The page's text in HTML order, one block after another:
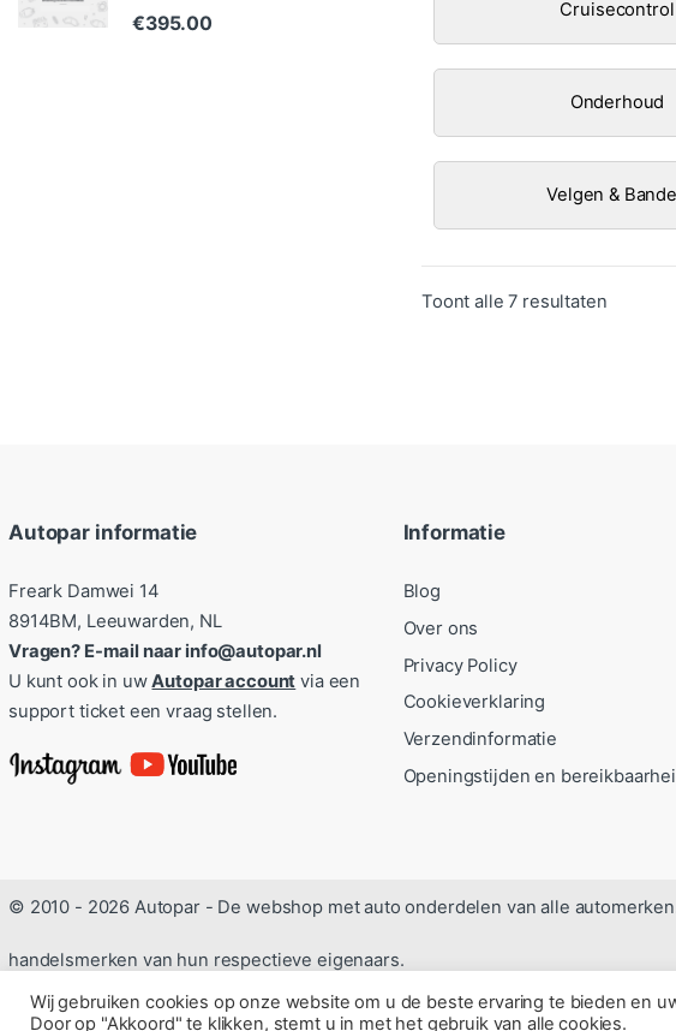
Cruisecontrol
Onderhoud
Velgen &
Toont alle 7 resultaten
€395.00
Autopar informatie
Freark Damwei 14
8914BM, Leeuwarden, NL
Vragen? E-mail naar info@autopar.nl
U kunt ook in uwAutopar account via een
support ticket een vraag stellen.
Informatie
Blog
Over ons
Privacy Policy
Cookieverklaring
Verzendinformatie
Openingstijden en
© 2010 - 2026 Autopar - De webshop met auto onderdelen van alle
handelsmerken van hun respectieve eigenaars.
Wij gebruiken cookies op onze website om u de beste ervaring te bieden en
Door op "Akkoord" te klikken, stemt u in met het gebruik van alle cookies.